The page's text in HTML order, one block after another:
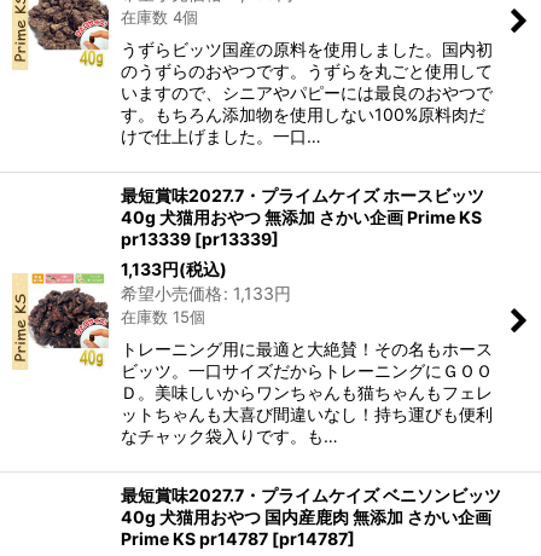
在庫数 4個
うずらビッツ国産の原料を使用しました。国内初
のうずらのおやつです。うずらを丸ごと使用して
いますので、シニアやパピーには最良のおやつで
す。もちろん添加物を使用しない100%原料肉だ
けで仕上げました。一口…
最短賞味2027.7・プライムケイズ ホースビッツ
40g 犬猫用おやつ 無添加 さかい企画 Prime KS
pr13339 [pr13339]
1,133円(税込)
希望小売価格: 1,133円
在庫数 15個
トレーニング用に最適と大絶賛！その名もホース
ビッツ。一口サイズだからトレーニングにＧＯＯ
Ｄ。美味しいからワンちゃんも猫ちゃんもフェレ
ットちゃんも大喜び間違いなし！持ち運びも便利
なチャック袋入りです。も…
最短賞味2027.7・プライムケイズ ベニソンビッツ
40g 犬猫用おやつ 国内産鹿肉 無添加 さかい企画
Prime KS pr14787 [pr14787]